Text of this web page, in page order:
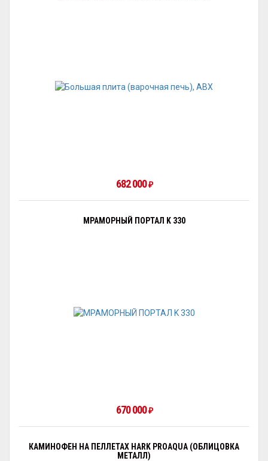
682 000 ₽
МРАМОРНЫЙ ПОРТАЛ K 330
670 000 ₽
КАМИНОФЕН НА ПЕЛЛЕТАХ HARK PROAQUA (ОБЛИЦОВКА
МЕТАЛЛ)